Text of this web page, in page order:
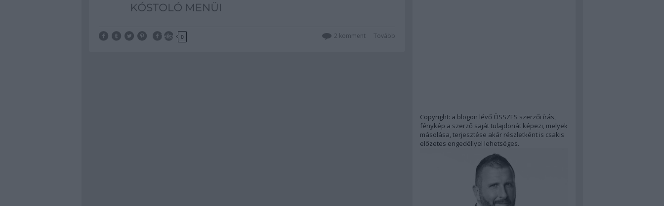
Tetszik 0 Tovább
2 komment
Copyright: a blogon lévő ÖSSZES szerzői írás,
fénykép a szerző saját tulajdonát képezi, melyek
másolása, terjesztése akár részletként is csakis
előzetes engedéllyel lehetséges.